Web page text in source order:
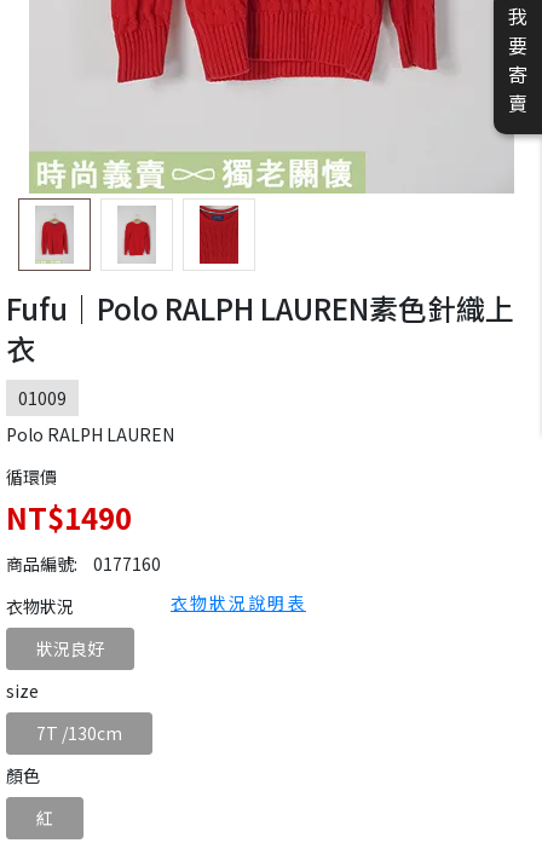
Fufu｜Polo RALPH LAUREN素色針織上
衣
01009
Polo RALPH LAUREN
循環價
NT$1490
商品編號:
0177160
衣物狀況
狀況良好
size
7T /130cm
顏色
紅
衣物狀況說明表
我
要
寄
賣